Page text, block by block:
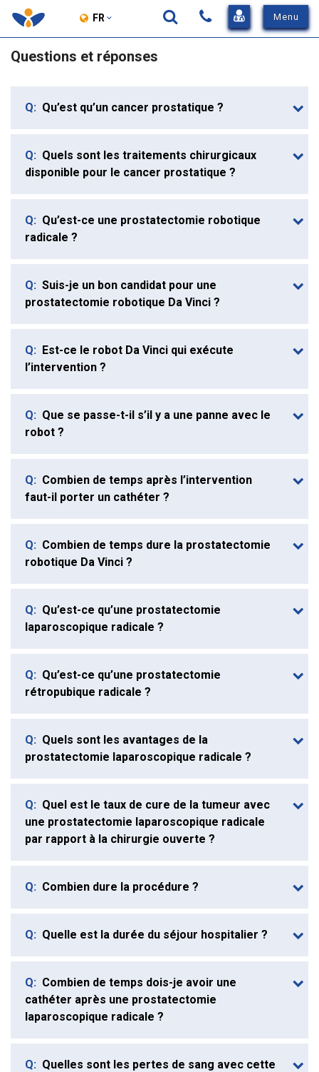
Menu
View
Sidebar
FR
Entrez
Questions et réponses
Q: Qu’est qu’un cancer prostatique ?
Q: Quels sont les traitements chirurgicaux
disponible pour le cancer prostatique ?
Q: Qu’est-ce une prostatectomie robotique
radicale ?
Q: Suis-je un bon candidat pour une
prostatectomie robotique Da Vinci ?
Q: Est-ce le robot Da Vinci qui exécute
l’intervention ?
Q: Que se passe-t-il s’il y a une panne avec le
robot ?
Q: Combien de temps après l’intervention
faut-il porter un cathéter ?
Q: Combien de temps dure la prostatectomie
robotique Da Vinci ?
Q: Qu’est-ce qu’une prostatectomie
laparoscopique radicale ?
Q: Qu’est-ce qu’une prostatectomie
rétropubique radicale ?
Q: Quels sont les avantages de la
prostatectomie laparoscopique radicale ?
Q: Quel est le taux de cure de la tumeur avec
une prostatectomie laparoscopique radicale
par rapport à la chirurgie ouverte ?
Q: Combien dure la procédure ?
Q: Quelle est la durée du séjour hospitalier ?
Q: Combien de temps dois-je avoir une
cathéter après une prostatectomie
laparoscopique radicale ?
Q: Quelles sont les pertes de sang avec cette